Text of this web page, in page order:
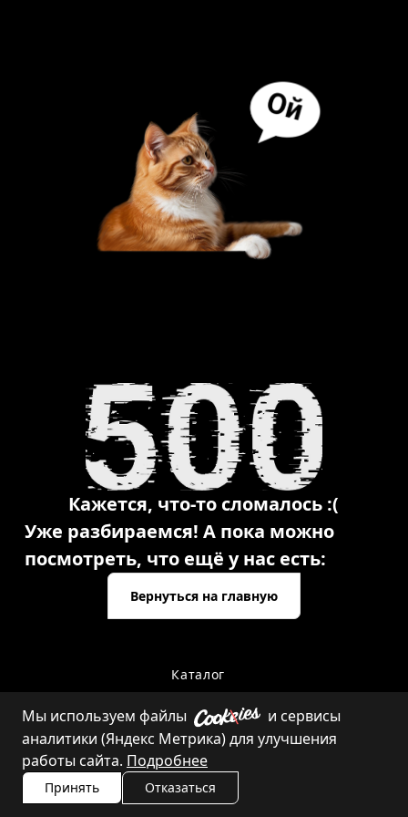
Кажется, что-то сломалось :(
Уже разбираемся! А пока можно
посмотреть, что ещё у нас есть:
Вернуться на главную
Каталог
Контакты
Мы используем файлы
и сервисы
аналитики (Яндекс Метрика) для улучшения
работы сайта. Подробнее
Принять Отказаться